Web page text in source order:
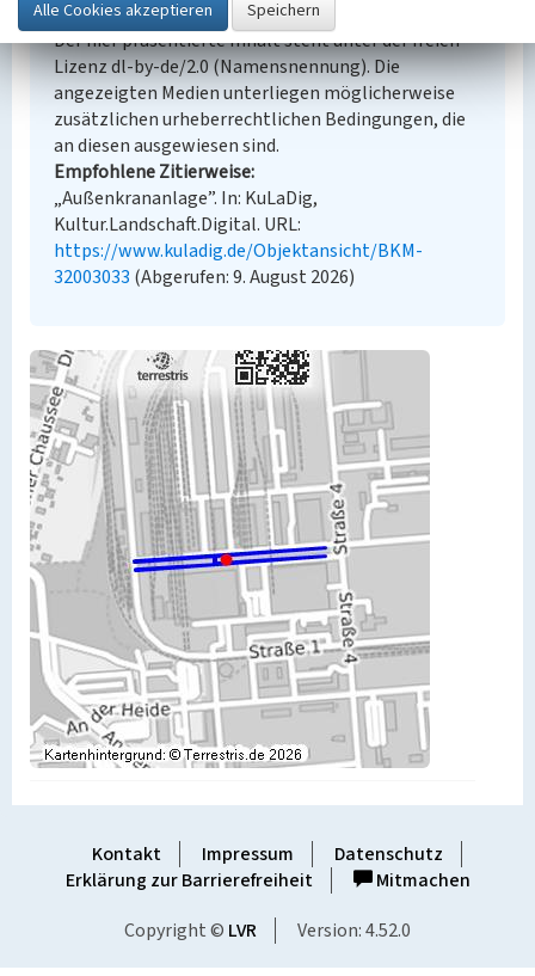
Urheberrechtlicher Hinweis
Der hier präsentierte Inhalt steht unter der freien
Lizenz dl-by-de/2.0 (Namensnennung). Die
angezeigten Medien unterliegen möglicherweise
zusätzlichen urheberrechtlichen Bedingungen, die
an diesen ausgewiesen sind.
Empfohlene Zitierweise
„Außenkrananlage”. In: KuLaDig,
Kultur.Landschaft.Digital. URL:
https://www.kuladig.de/Objektansicht/BKM-
32003033 (Abgerufen: 9. August 2026)
Kontakt Impressum
Datenschutz
Erklärung zur Barrierefreiheit
Mitmachen
Copyright © LVR Version: 4.52.0